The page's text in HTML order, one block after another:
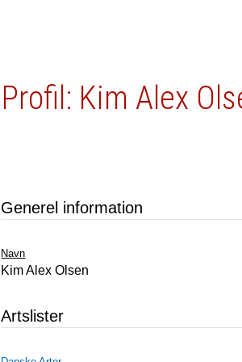
Profil: Kim Alex
Generel information
Navn
Kim Alex Olsen
Artslister